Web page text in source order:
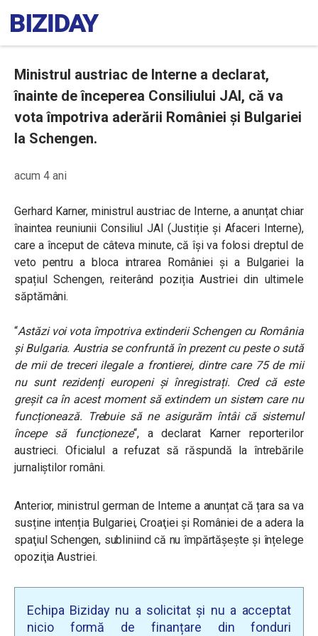
Ministrul austriac de Interne a declarat,
înainte de începerea Consiliului JAI, că va
vota împotriva aderării României și Bulgariei
la Schengen.
acum 4 ani
Gerhard Karner, ministrul austriac de Interne, a anunțat chiar
înaintea reuniunii Consiliul JAI (Justiție și Afaceri Interne),
care a început de câteva minute, că își va folosi dreptul de
veto pentru a bloca intrarea României și a Bulgariei la
spațiul Schengen, reiterând poziția Austriei din ultimele
săptămâni.
“Astăzi voi vota împotriva extinderii Schengen cu România
și Bulgaria. Austria se confruntă în prezent cu peste o sută
de mii de treceri ilegale a frontierei, dintre care 75 de mii
nu sunt rezidenți europeni și înregistrați. Cred că este
greșit ca în acest moment să extindem un sistem care nu
funcționează. Trebuie să ne asigurăm întâi că sistemul
începe să funcționeze“, a declarat Karner reporterilor
austrieci. Oficialul a refuzat să răspundă la întrebările
jurnaliștilor români.
Anterior, ministrul german de Interne a anunțat că țara sa va
susține intenția Bulgariei, Croaţiei şi României de a adera la
spaţiul Schengen, subliniind că nu împărtăşeşte și înțelege
opoziţia Austriei.
Echipa Biziday nu a solicitat și nu a acceptat
nicio formă de finanțare din fonduri